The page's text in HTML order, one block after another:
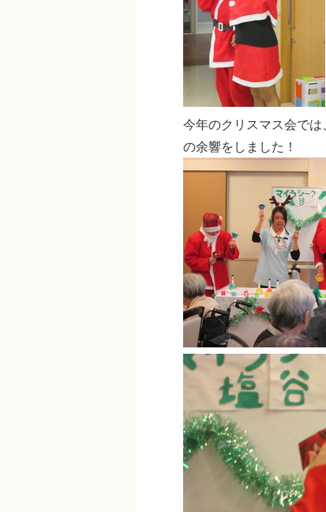
今年のクリスマス会で
の余響をしました！